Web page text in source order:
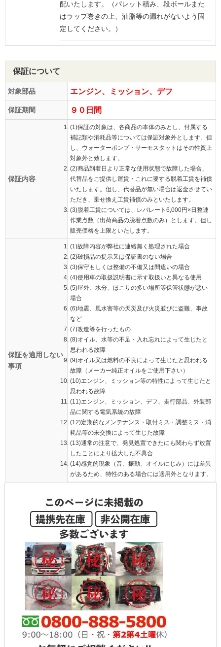
配いたします。（パレット積み、段ボールまた
はラップ巻きの上、油脂等の漏れがないよう固
定してください。）
保証について
対象部品 エンジン、ミッション、デフ
保証期間 ９０日間
保証内容
(1)保証の対象は、各商品の本体のみとし、付属する
補記類や消耗品等については保証対象外とします。但
し、ウォーターポンプ・サーモスタットはその性質上
対象外と致します。
(2)商品到着日より正常な使用状態で故障した場合、
代替品をご提供し運賃・これに要する脱着工賃を補償
いたします。但し、代替品が無い場合は返金させてい
ただき、乗せ換え工賃補償のみといたします。
(3)脱着工賃については、レバレート6,000円×日整連
作業点数（出荷商品の脱着点数のみ）とします。但し
販売価格を上限といたします。
保証を適用しない
事項
(1)故障内容が弊社に連絡無く処理された場合
(2)破損品の提示又は保証書のない場合
(3)保守もしくは整備の不備又は間違いの場合
(4)使用車の取扱説明書に示す取扱いと異なる使用
(5)屋外、水分、ほこりの多い場所等保管状態が悪い
場合
(6)地震、風水害等の天災及び火災並びに盗難、事故
など
(7)改造等を行ったもの
(8)オイル、水等の不足・入れ忘れによって生じたと
思われる故障
(9)オイル又は燃料の不良によって生じたと思われる
故障（メーカー純正オイルをご使用下さい）
(10)エンジン、ミッション等の特性によって生じたと
思われる故障
(11)エンジン、ミッション、デフ、走行部品、外装部
品に関する電気系統の故障
(12)定期的なメンテナンス・取付ミス・調整ミス・消
耗品等の未交換によって生じた故障
(13)通常の注意で、発見処置できたにも関わらず放置
したことにより拡大した不具合
(14)感覚的現象（音、振動、オイルにじみ）には差異
があるため、特性のある場合には適用外となります。